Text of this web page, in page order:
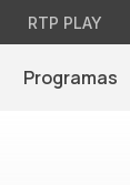
RTP PLAY
Programas